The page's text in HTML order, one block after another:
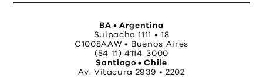
BA • Argentina
Suipacha 1111 • 18
C1008AAW • Buenos Aires
(54-11) 4114-3000
Santiago • Chile
Av. Vitacura 2939 • 2202